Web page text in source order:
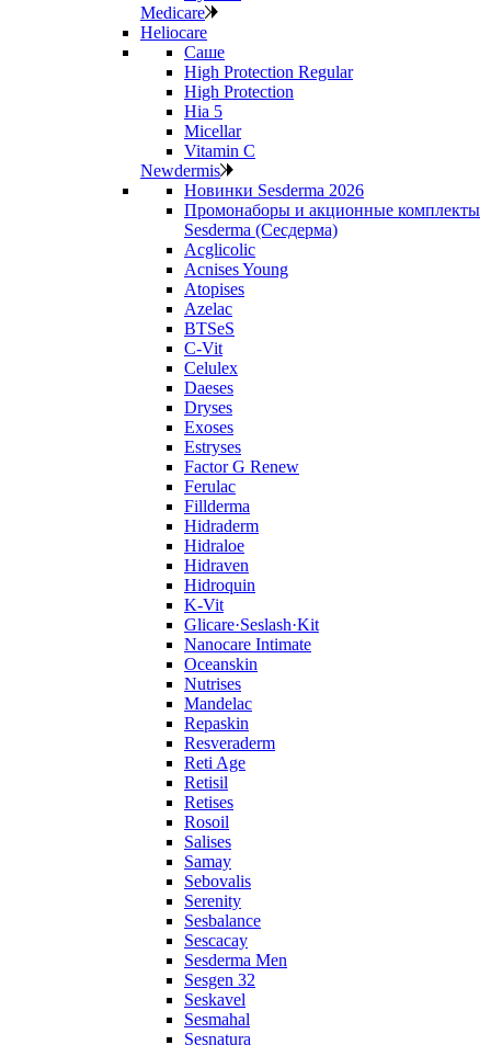
Medicare
Heliocare
Саше
High Protection Regular
High Protection
Hia 5
Micellar
Vitamin C
Newdermis
Новинки Sesderma 2026
Промонаборы и акционные комплекты
Sesderma (Сесдерма)
Acglicolic
Acnises Young
Atopises
Azelac
BTSeS
C‑Vit
Celulex
Daeses
Dryses
Exoses
Estryses
Factor G Renew
Ferulac
Fillderma
Hidraderm
Hidraloe
Hidraven
Hidroquin
K-Vit
Glicare·Seslash·Kit
Nanocare Intimate
Oceanskin
Nutrises
Mandelac
Repaskin
Resveraderm
Reti Age
Retisil
Retises
Rosoil
Salises
Samay
Sebovalis
Serenity
Sesbalance
Sescacay
Sesderma Men
Sesgen 32
Seskavel
Sesmahal
Sesnatura